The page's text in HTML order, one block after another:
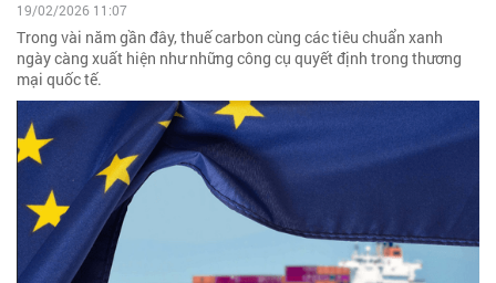
19/02/2026 11:07
Trong vài năm gần đây, thuế carbon cùng các tiêu chuẩn xanh
ngày càng xuất hiện như những công cụ quyết định trong thương
mại quốc tế.